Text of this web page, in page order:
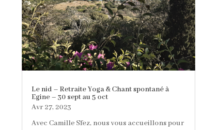
Le nid – Retraite Yoga & Chant spontané à
Egine – 30 sept au 5 oct
Avr 27, 2023
Avec Camille Sfez, nous vous accueillons pour